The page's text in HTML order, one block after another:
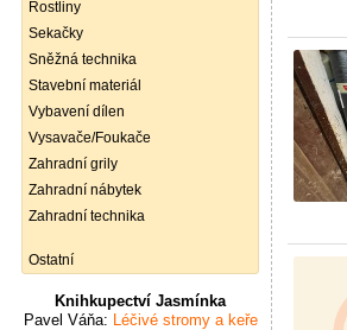
Rostliny
Sekačky
Sněžná technika
Stavební materiál
Vybavení dílen
Vysavače/Foukače
Zahradní grily
Zahradní nábytek
Zahradní technika
Ostatní
Knihkupectví Jasmínka
Pavel Váňa: Léčivé stromy a keře